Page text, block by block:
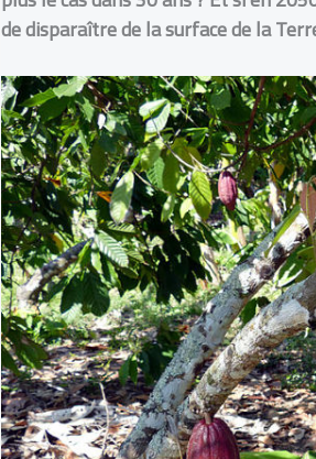
de disparaître de la surface de la